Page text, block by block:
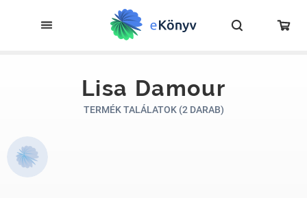
Lisa Damour
TERMÉK TALÁLATOK (2 DARAB)